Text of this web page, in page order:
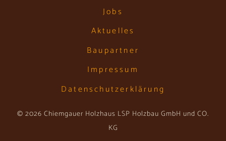
Jobs
Aktuelles
Baupartner
Impressum
Datenschutzerklärung
© 2026 Chiemgauer Holzhaus LSP Holzbau GmbH und CO.
KG